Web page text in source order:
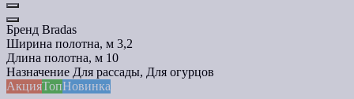
Бренд Bradas
Ширина полотна, м 3,2
Длина полотна, м 10
Назначение Для рассады, Для огурцов
АкцияТопНовинка